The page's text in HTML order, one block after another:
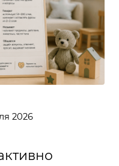
2026